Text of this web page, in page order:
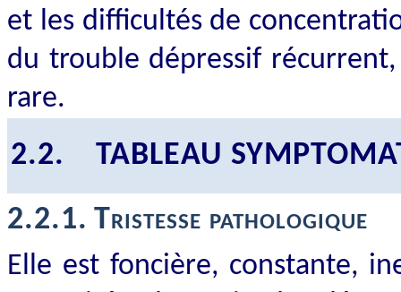
et les difficultés de
du trouble dépressif
rare.
2.2.
TABLEAU
2.2.1. Tristesse pathologique
Elle est foncière, constante,